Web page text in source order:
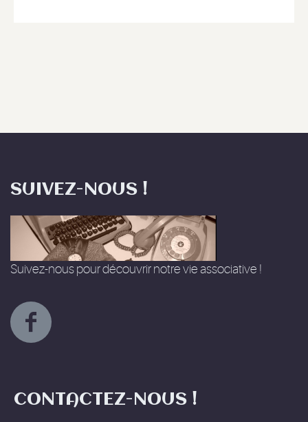
SUIVEZ-NOUS !
Suivez-nous pour découvrir notre vie associative !
CONTACTEZ-NOUS !